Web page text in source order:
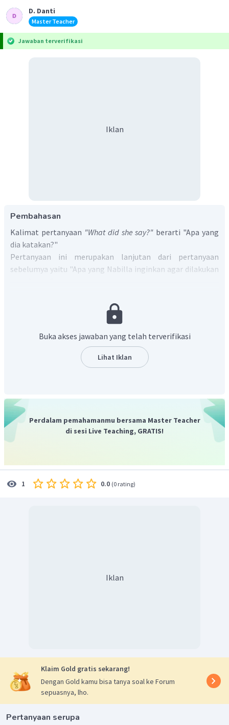
D. Danti
Master Teacher
Jawaban terverifikasi
Iklan
Pembahasan
Kalimat pertanyaan "What did she say?" berarti "Apa yang
dia katakan?"
Pertanyaan ini merupakan lanjutan dari pertanyaan
sebelumya yaitu "Apa yang Nabilla inginkan agar dilakukan
call Tasya. Can you please turn the volume down?"
berarti "Saya mencoba menelepon Tasya. Bisa tolong
Nabilla ingin agar Aqmal mengecilkan volumegame
Kalimat yang dia gunakan untuk menyatakan hal tersebut
please turn the volume down?"
Buka akses jawaban yang telah terverifikasi
Lihat Iklan
Perdalam pemahamanmu bersama Master Teacher
di sesi Live Teaching, GRATIS!
1 0.0 (0 rating)
Iklan
Klaim Gold gratis sekarang!
Dengan Gold kamu bisa tanya soal ke Forum
sepuasnya, lho.
Pertanyaan serupa